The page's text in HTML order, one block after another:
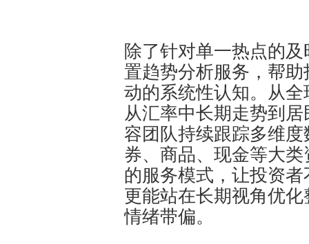
除了针对单一热点的
置趋势分析服务，帮
动的系统性认知。从
从汇率中长期走势到
容团队持续跟踪多维
券、商品、现金等大
的服务模式，让投资
更能站在长期视角优
情绪带偏。